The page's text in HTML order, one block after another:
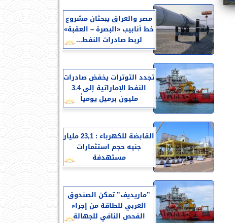
مصر والعراق يبحثان مشروع
خط أنابيب «البصرة – العقبة»
لربط صادرات النفط...
تجدد التوترات يخفض صادرات
النفط الإماراتية إلى 3.4
مليون برميل يومياً
القابضة للكهرباء : 23,1 مليار
جنيه حجم استثمارات
مستهدفة
”ماريديف” تمكن الصندوق
العربي للطاقة من إجراء
الفحص النافي للجهالة